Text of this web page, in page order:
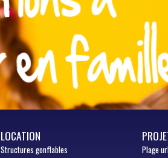
LOCATION
Structures gonflables
Plage